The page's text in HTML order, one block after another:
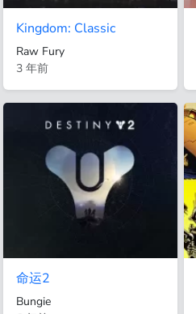
Kingdom: Classic
Raw Fury
3 年前
命运2
Bungie